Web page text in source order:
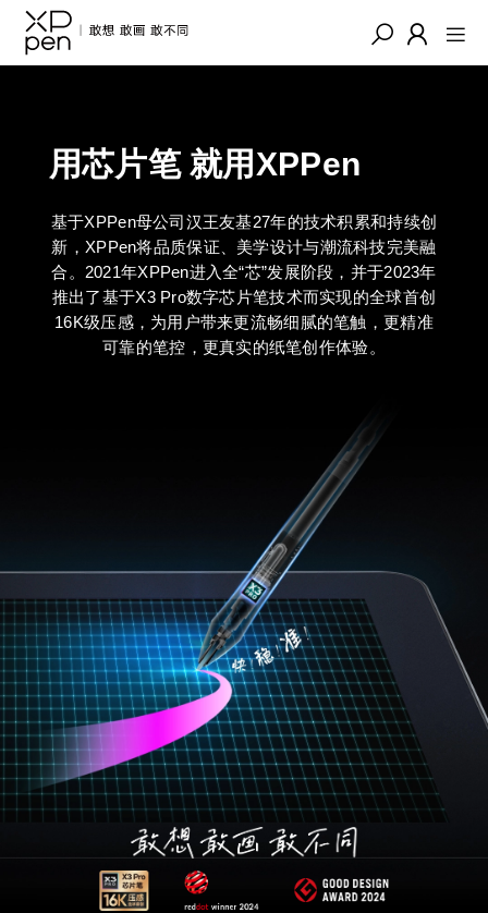
用芯片笔 就用XPPen
基于XPPen母公司汉王友基27年的技术积累和持续创
新，XPPen将品质保证、美学设计与潮流科技完美融
合。2021年XPPen进入全“芯”发展阶段，并于2023年
推出了基于X3 Pro数字芯片笔技术而实现的全球首创
16K级压感，为用户带来更流畅细腻的笔触，更精准
可靠的笔控，更真实的纸笔创作体验。